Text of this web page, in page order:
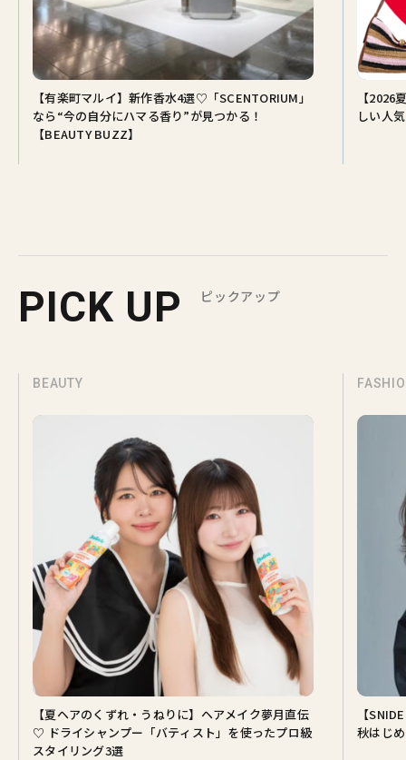
【有楽町マルイ】新作香水4選♡「SCENTORIUM」
なら“今の自分にハマる香り”が見つかる！
【BEAUTY BUZZ】
【
しい人
PICK UP ピックアップ
BEAUTY
【夏ヘアのくずれ・うねりに】ヘアメイク夢月直伝
♡ ドライシャンプー「バティスト」を使ったプロ級
スタイリング3選
【
秋はじ